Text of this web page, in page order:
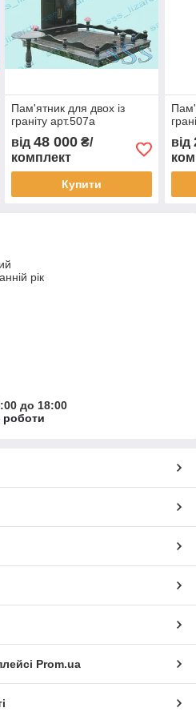
Пам'ятник для двох із
граніту арт.507а
від 48 000₴/
комплект
Купити
від
рік
до 18:00
роботи
Prom.ua